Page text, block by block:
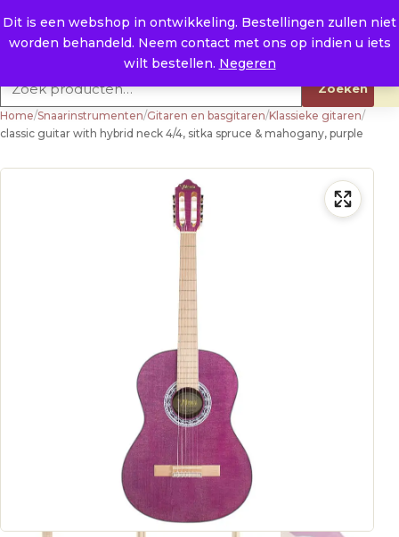
Dit is een webshop in ontwikkeling. Bestellingen zullen niet
worden behandeld. Neem contact met ons op indien u iets
wilt bestellen. Negeren
E. info@raysland.nl
Productcategorieën
Zoeken
Home/Snaarinstrumenten/Gitaren en basgitaren/Klassieke gitaren/
classic guitar with hybrid neck 4/4, sitka spruce & mahogany, purple